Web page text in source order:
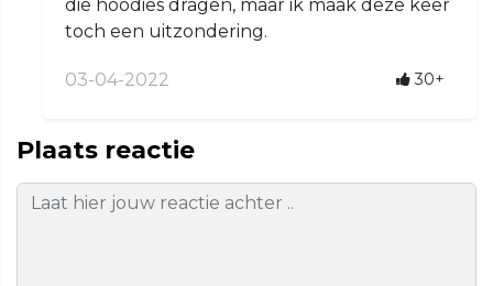
die hoodies dragen, maar ik maak deze keer
toch een uitzondering.
03-04-2022 30+
Plaats reactie